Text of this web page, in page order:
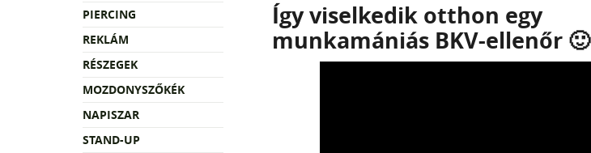
PIERCING
REKLÁM
RÉSZEGEK
MOZDONYSZŐKÉK
NAPISZAR
STAND-UP
Így viselkedik otthon egy
munkamániás BKV-ellenőr 🙂